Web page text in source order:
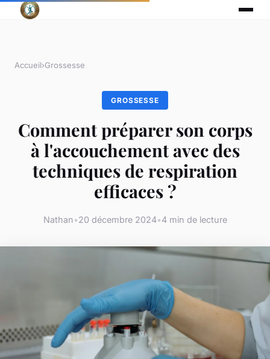
Accueil›Grossesse
GROSSESSE
Comment préparer son corps
à l'accouchement avec des
techniques de respiration
efficaces ?
Nathan•20 décembre 2024•4 min de lecture